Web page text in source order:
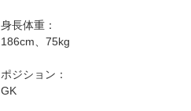
身長体重：
186cm、75kg
ポジション：
GK